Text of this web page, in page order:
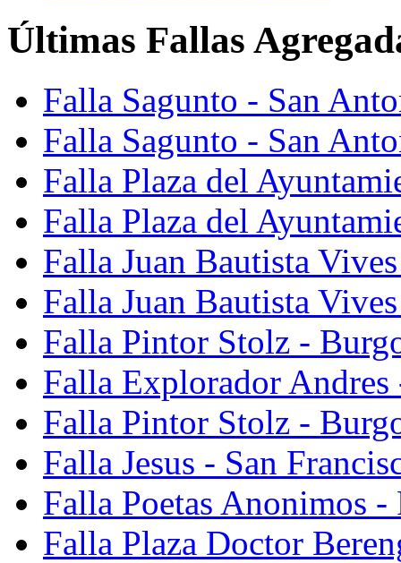
Últimas Fallas
Falla Sagunto - San
Falla Sagunto - San
Falla Plaza del
Falla Plaza del
Falla Juan Bautista
Falla Juan Bautista
Falla Pintor Stolz -
Falla Explorador Andres
Falla Pintor Stolz -
Falla Jesus - San
Falla Poetas Anonimos
Falla Plaza Doctor